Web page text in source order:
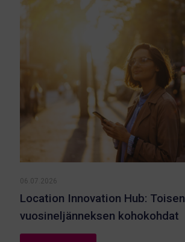
06.07.2026
Location Innovation Hub: Toisen
vuosineljänneksen kohokohdat